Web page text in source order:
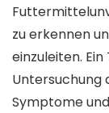
zu erkennen
einzuleiten.
Untersuchung
Symptome